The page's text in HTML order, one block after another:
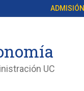
ADMISIÓN
UC